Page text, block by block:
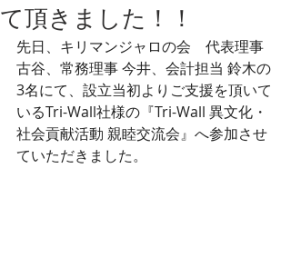
て頂きました！！
先日、キリマンジャロの会　代表理事
古谷、常務理事 今井、会計担当 鈴木の
3名にて、設立当初よりご支援を頂いて
いるTri-Wall社様の『Tri-Wall 異文化・
社会貢献活動 親睦交流会』へ参加させ
ていただきました。